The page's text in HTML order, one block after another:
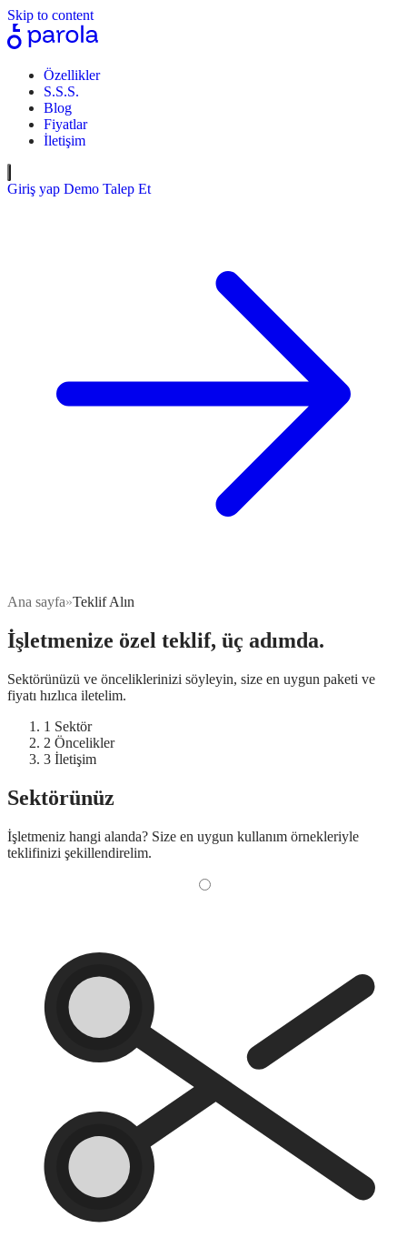
Skip to content
Özellikler
S.S.S.
Blog
Fiyatlar
İletişim
Giriş yap Demo Talep Et
Ana sayfa»Teklif Alın
İşletmenize özel teklif, üç adımda.
Sektörünüzü ve önceliklerinizi söyleyin, size en uygun paketi ve
fiyatı hızlıca iletelim.
1 Sektör
2 Öncelikler
3 İletişim
Sektörünüz
İşletmeniz hangi alanda? Size en uygun kullanım örnekleriyle
teklifinizi şekillendirelim.